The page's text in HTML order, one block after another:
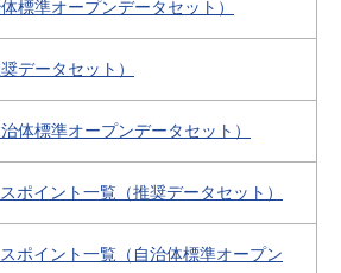
標準オープンデータセット）
データセット）
体標準オープンデータセット）
ポイント一覧（推奨データセット）
ポイント一覧（自治体標準オープン